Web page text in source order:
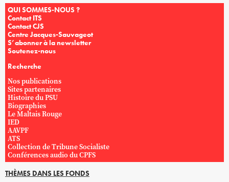
QUI SOMMES-NOUS ?
Contact ITS
Contact CJS
Centre Jacques-Sauvageot
S’abonner à la newsletter
Soutenez-nous
Recherche
Nos publications
Sites partenaires
Histoire du PSU
Biographies
Le Maltais Rouge
IED
AAVPF
ATS
Collection de Tribune Socialiste
Conférences audio du CPFS
THÈMES DANS LES FONDS